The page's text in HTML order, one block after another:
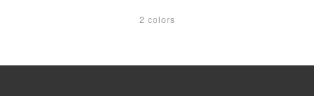
2 colors